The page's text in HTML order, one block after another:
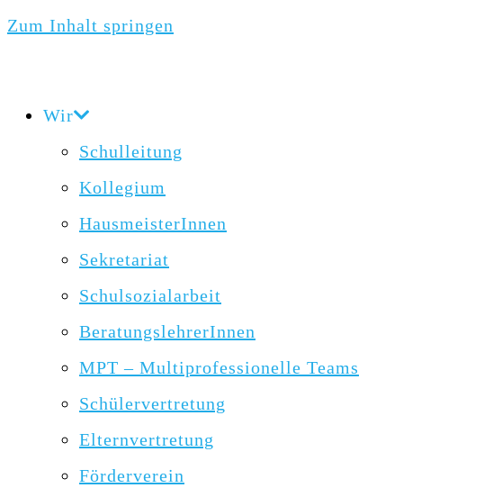
Zum Inhalt springen
Wir
Schulleitung
Kollegium
HausmeisterInnen
Sekretariat
Schulsozialarbeit
BeratungslehrerInnen
MPT – Multiprofessionelle Teams
Schülervertretung
Elternvertretung
Förderverein